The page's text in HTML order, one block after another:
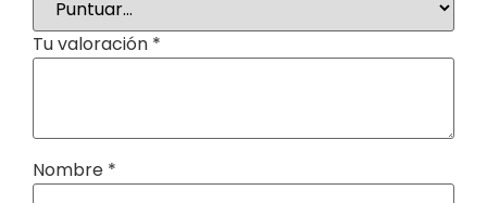
Tu valoración *
Nombre *